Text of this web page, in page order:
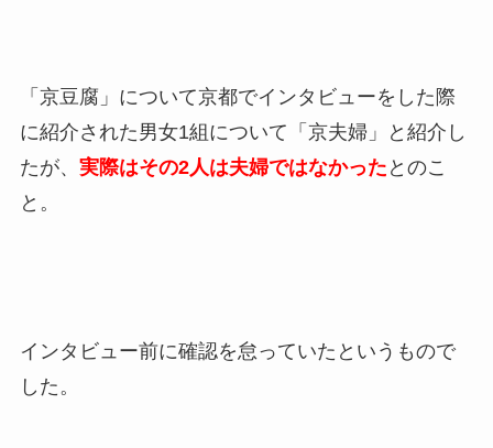
「京豆腐」について京都でインタビューをした際
に紹介された男女1組について「京夫婦」と紹介し
たが、 実際はその2人は夫婦ではなかった とのこ
と。
インタビュー前に確認を怠っていたというもので
した。